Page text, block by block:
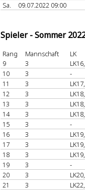
Sa.
09.07.2022 09:00
Spieler - Sommer
Rang Mannschaft
LK
9
3
10
3
-
11
3
12
3
13
3
14
3
15
3
-
16
3
17
3
18
3
19
3
-
20
3
21
3